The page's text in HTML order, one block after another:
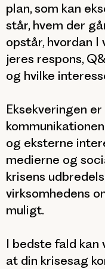
plan, som kan
står, hvem der
opstår, hvordan
jeres respons,
og hvilke
Eksekveringen er
og eksterne
medierne og
krisens
virksomhedens
muligt.
I bedste fald kan
at din krisesag